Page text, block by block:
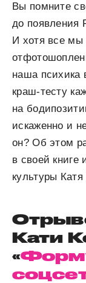
Вы помните
до появления
И хотя все мы
наша психика
краш-тесту
на
искаженно и
он? Об этом
в своей книге
культуры
Кати
«